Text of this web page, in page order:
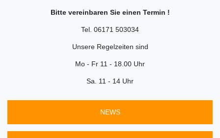
Bitte vereinbaren Sie einen Termin !
Tel. 06171 503034
Unsere Regelzeiten sind
Mo - Fr 11 - 18.00 Uhr
Sa. 11 - 14 Uhr
NEWS